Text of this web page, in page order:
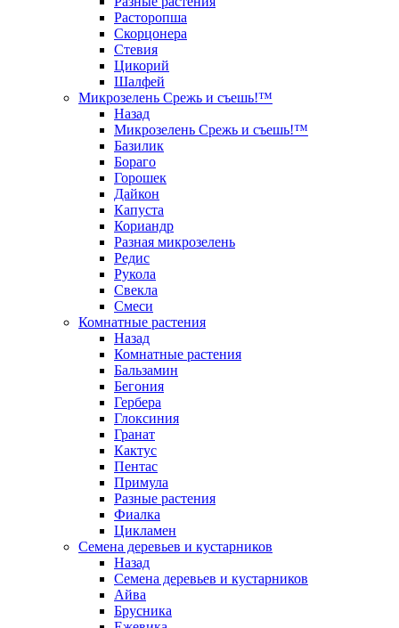
Расторопша
Скорцонера
Стевия
Цикорий
Шалфей
Микрозелень Срежь и съешь!™
Назад
Микрозелень Срежь и съешь!™
Базилик
Бораго
Горошек
Дайкон
Капуста
Кориандр
Разная микрозелень
Редис
Рукола
Свекла
Смеси
Комнатные растения
Назад
Комнатные растения
Бальзамин
Бегония
Гербера
Глоксиния
Гранат
Кактус
Пентас
Примула
Разные растения
Фиалка
Цикламен
Семена деревьев и кустарников
Назад
Семена деревьев и кустарников
Айва
Брусника